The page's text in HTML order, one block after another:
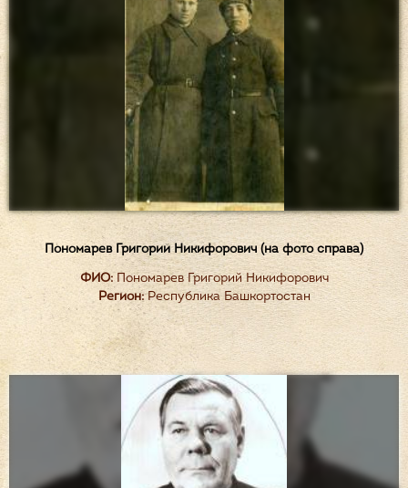
Пономарев Григорий Никифорович (на фото справа)
ФИО:Пономарев Григорий Никифорович
Регион:Республика Башкортостан